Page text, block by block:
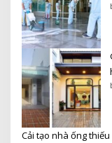
Cải tạo nhà ống